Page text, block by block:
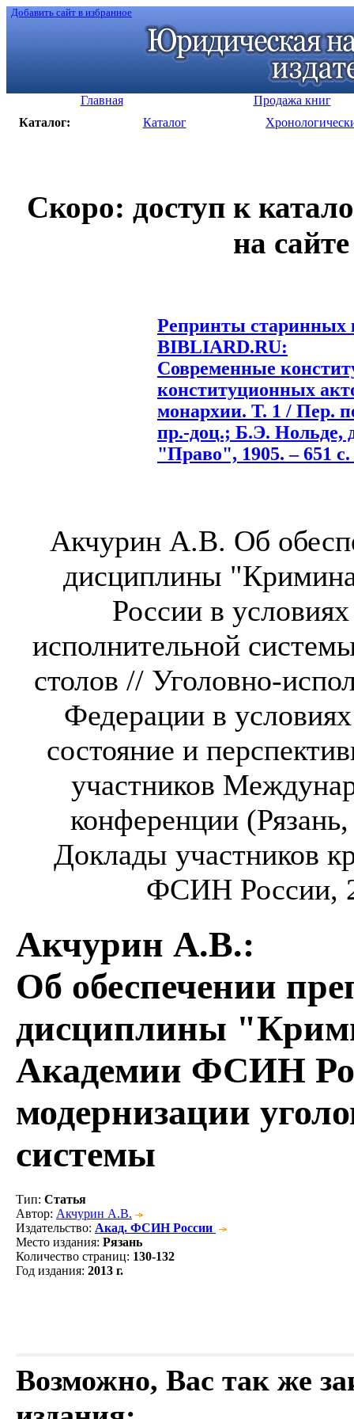
Добавить сайт в избранное
Главная
Продажа книг
Каталог:
Каталог
Скоро: доступ к
на
Репринты старинных
BIBLIARD.RU:
Современные
конституционных
монархии. Т. 1 / Пер.
пр.-доц.; Б.Э. Нольде,
"Право", 1905. – 651 с.
Акчурин А.В. Об
дисциплины
России в
исполнительной
столов // Уголовно-
Федерации в
состояние и
участников
конференции
Доклады участников
ФСИН России,
Акчурин А.В.:
Об обеспечении
дисциплины
Академии ФСИН
модернизации
системы
Тип: Статья
Автор: Акчурин А.В.
Издательство: Акад. ФСИН России
Место издания: Рязань
Количество страниц: 130-132
Год издания: 2013 г.
Возможно, Вас так же